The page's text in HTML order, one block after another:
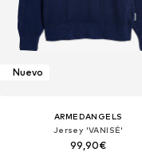
Nuevo
ARMEDANGELS
Jersey 'VANISÉ'
99,90€